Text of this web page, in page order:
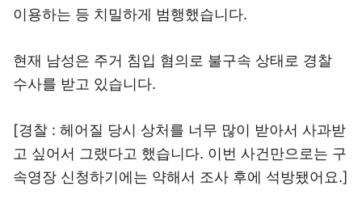
이용하는 등 치밀하게 범행했습니다.
현재 남성은 주거 침입 혐의로 불구속 상태로 경찰
수사를 받고 있습니다.
[경찰 : 헤어질 당시 상처를 너무 많이 받아서 사과받
고 싶어서 그랬다고 했습니다. 이번 사건만으로는 구
속영장 신청하기에는 약해서 조사 후에 석방됐어요.]